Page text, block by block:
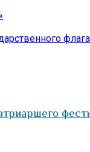
флага